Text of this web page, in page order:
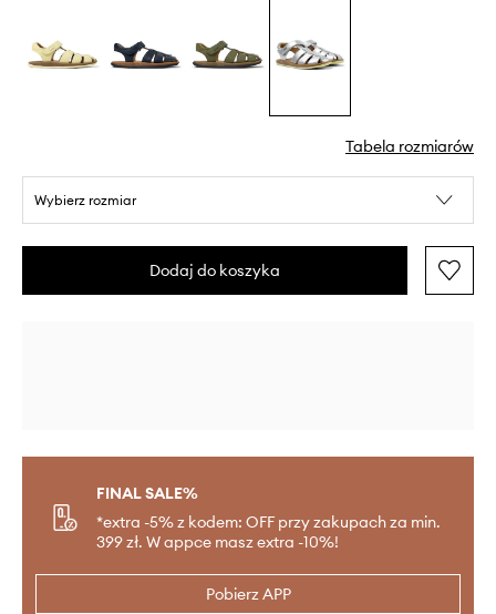
Tabela rozmiarów
Wybierz rozmiar
Dodaj do koszyka
FINAL SALE%
*extra -5% z kodem: OFF przy zakupach za min.
399 zł. W appce masz extra -10%!
Pobierz APP